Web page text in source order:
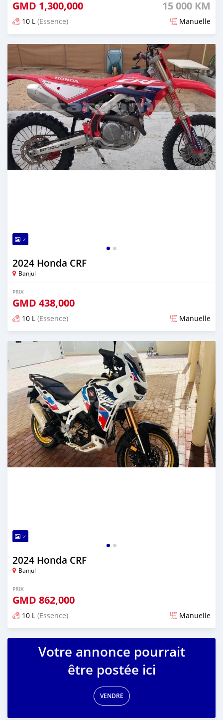
GMD 1,300,000 15 000 KM
10 L (Essence) Manuelle
Publié il y a plus d'un an
2
2024 Honda CRF
Banjul
PRIX
GMD 438,000
10 L (Essence) Manuelle
Publié il y a plus d'un an
2
2024 Honda CRF
Banjul
PRIX
GMD 862,000
10 L (Essence) Manuelle
Publié il y a plus d'un an
Votre annonce pourrait
être postée ici
VENDRE